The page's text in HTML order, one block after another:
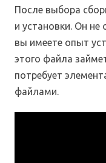
После выбора
и установки. Он не
вы имеете опыт
этого файла
потребует
файлами.